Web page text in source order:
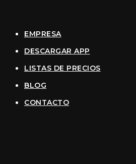
EMPRESA
DESCARGAR APP
LISTAS DE PRECIOS
BLOG
CONTACTO